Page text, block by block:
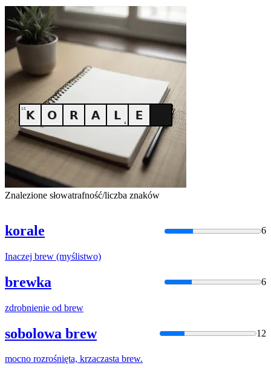
Znalezione słowatrafność/liczba znaków
korale 6
Inaczej brew (myślistwo)
brewka 6
zdrobnienie od brew
sobolowa brew 12
mocno rozrośnięta, krzaczasta brew.